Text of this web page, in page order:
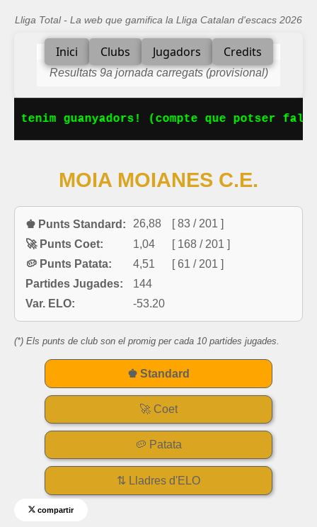
Lliga Total - La web que gamifica la Lliga Catalan d'escacs 2026
Inici Clubs Jugadors Credits
Resultats 9a jornada carregats (provisional)
tenim guanyadors! (compte que potser
MOIA MOIANES C.E.
♚ Punts Standard: 26,88
[ 83 / 201 ]
🚀 Punts Coet:
1,04
[ 168 / 201 ]
🥔 Punts Patata:
4,51
[ 61 / 201 ]
Partides Jugades:
144
Var. ELO:
-53.20
(*) Els punts de club son el promig per cada 10 partides jugades.
♚ Standard
🚀 Coet
🥔 Patata
⇅ Lladres d'ELO
compartir